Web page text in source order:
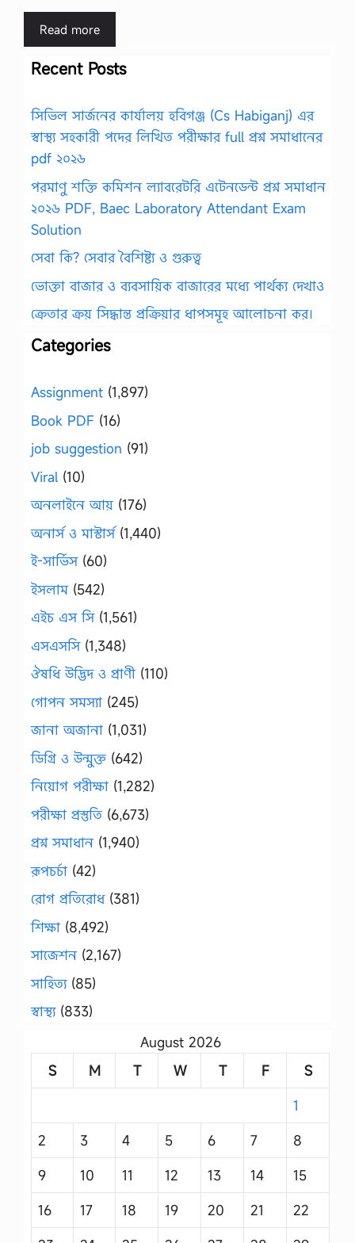
Read more
Recent Posts
সিভিল সার্জনের কার্যালয় হবিগঞ্জ (Cs Habiganj) এর
স্বাস্থ্য সহকারী পদের লিখিত পরীক্ষার full প্রশ্ন সমাধানের
pdf ২০২৬
পরমাণু শক্তি কমিশন ল্যাবরেটরি এটেনডেন্ট প্রশ্ন সমাধান
২০২৬ PDF, Baec Laboratory Attendant Exam
Solution
সেবা কি? সেবার বৈশিষ্ট্য ও গুরুত্ব
ভোক্তা বাজার ও ব্যবসায়িক বাজারের মধ্যে পার্থক্য দেখাও
ক্রেতার ক্রয় সিদ্ধান্ত প্রক্রিয়ার ধাপসমূহ আলোচনা কর।
Categories
Assignment (1,897)
Book PDF (16)
job suggestion (91)
Viral (10)
অনলাইনে আয় (176)
অনার্স ও মাস্টার্স(1,440)
ই-সার্ভিস(60)
ইসলাম(542)
এইচ এস সি(1,561)
এসএসসি(1,348)
ঔষধি উদ্ভিদ ও প্রাণী (110)
গোপন সমস্যা (245)
জানা অজানা (1,031)
ডিগ্রি ও উন্মুক্ত (642)
নিয়োগ পরীক্ষা (1,282)
পরীক্ষা প্রস্তুতি (6,673)
প্রশ্ন সমাধান (1,940)
রূপচর্চা (42)
রোগ প্রতিরোধ(381)
শিক্ষা (8,492)
সাজেশন (2,167)
সাহিত্য(85)
স্বাস্থ্য(833)
August 2026
S
M T W T F
S
1
2
3 4 5 6 7
8
9
10 11 12 13 14
15
16
17 18 19 20 21
22